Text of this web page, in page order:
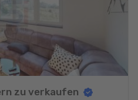
zu verkaufen